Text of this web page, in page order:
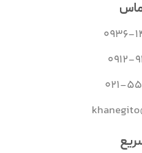
0936-
0912-
021-